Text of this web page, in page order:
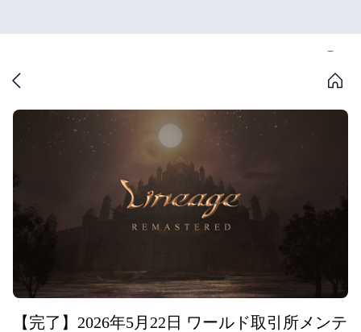
【完了】2026年5月22日 ワールド取引所メンテ